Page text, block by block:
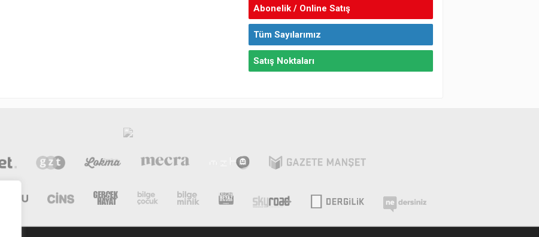
Abonelik / Online Satış
Tüm Sayılarımız
Satış Noktaları